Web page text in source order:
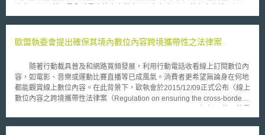
除作成前述宣示性倡議外， 另通過「ＡＰＥＣ減少糧食損失和浪費行動計
全互通行動計畫」、「２０２０糧食安全路線圖」等修訂文件。其中，「２
失，並宣示於2020年降低農損總量１０％之具體目標（以2011-2012年度
洲；其中，日本更是美國最重要的海外市場。在本案爆發之後，日本於第一
延至其他亞洲國家。 事實上，在這事件同時，於綠色和平（green
都（Monsanto）及其研發的基因改造食品，包括美國、加拿大、阿根廷
等，估計共有52國、436個城市響應，一齊表達對於基因改造食品的不安
感。在基因改造食品的長期爭議下，美國有若干州考慮採取立法管制，特別
是要求基因改造作物或產品必須要標示清楚，以保護消費者的權益。最新的
進展是，在本（6）月4日，康乃迪克州（Connecticut）議會以134比3，通
在這之後，緬因（Maine）州也立即跟進，以141比4通過類似的基改標示法
歐盟執委會提出確保其境內數位內容跨境攜帶性之法律案
隨著行動載具普及和網路寬頻發展，利用行動電話收看線上訂閱數位內
容，如電影、音樂或運動比賽直播等已成風氣。消費者更希望無論身在何地
都能觀賞線上數位內容。在此背景下，歐執會於2015/12/09正式公布〈線上
數位內容之跨境攜帶性法律案（Regulation on ensuring the cross-border
為使居住歐盟境內之消費者能自由攜帶其所訂閱之數位內容進行移動。另一